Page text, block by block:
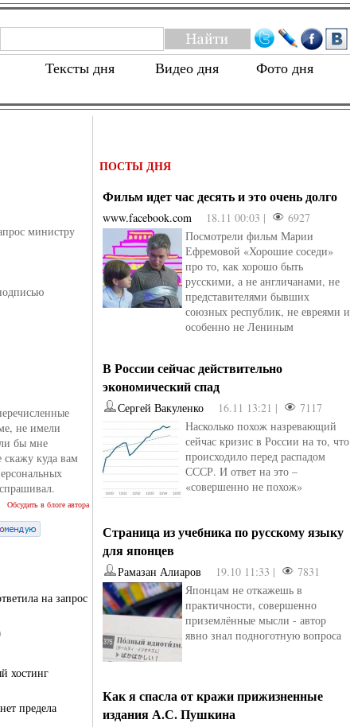
Тексты дня Видео дня Фото дня
министру
не имели
бы мне
скажу куда вам
Обсудить в блоге автора
на запрос
хостинг
предела
ПОСТЫ ДНЯ
Фильм идет час десять и это очень долго
www.facebook.com 18.11 00:03 |
6927
Посмотрели фильм Марии
Ефремовой «Хорошие соседи»
про то, как хорошо быть
русскими, а не англичанами, не
представителями бывших
союзных республик, не евреями и
особенно не Лениным
В России сейчас действительно
экономический спад
Сергей Вакуленко 16.11 13:21 |
7117
Насколько похож назревающий
сейчас кризис в России на то, что
происходило перед распадом
СССР. И ответ на это –
«совершенно не похож»
Страница из учебника по русскому языку
для японцев
Рамазан Алиаров 19.10 11:33 |
7831
Японцам не откажешь в
практичности, совершенно
приземлённые мысли - автор
явно знал подноготную вопроса
Как я спасла от кражи прижизненные
издания А.С. Пушкина